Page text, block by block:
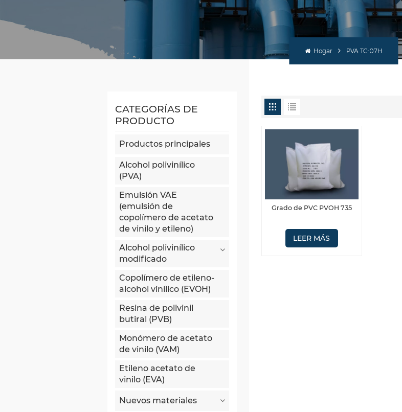
Hogar PVA TC-07H
CATEGORÍAS DE
PRODUCTO
Productos principales
Alcohol polivinílico
(PVA)
Emulsión VAE
(emulsión de
copolímero de acetato
de vinilo y etileno)
Alcohol polivinílico
modificado
Copolímero de etileno-
alcohol vinílico (EVOH)
Resina de polivinil
butiral (PVB)
Monómero de acetato
de vinilo (VAM)
Etileno acetato de
vinilo (EVA)
Nuevos materiales
Grado de PVC PVOH 735
LEER MÁS